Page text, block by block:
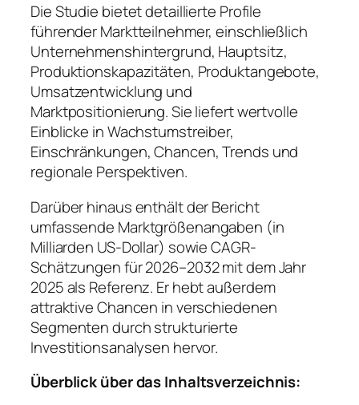
Die Studie bietet detaillierte Profile
führender Marktteilnehmer, einschließlich
Unternehmenshintergrund, Hauptsitz,
Produktionskapazitäten, Produktangebote,
Umsatzentwicklung und
Marktpositionierung. Sie liefert wertvolle
Einblicke in Wachstumstreiber,
Einschränkungen, Chancen, Trends und
regionale Perspektiven.
Darüber hinaus enthält der Bericht
umfassende Marktgrößenangaben (in
Milliarden US-Dollar) sowie CAGR-
Schätzungen für 2026–2032 mit dem Jahr
2025 als Referenz. Er hebt außerdem
attraktive Chancen in verschiedenen
Segmenten durch strukturierte
Investitionsanalysen hervor.
Überblick über das Inhaltsverzeichnis: